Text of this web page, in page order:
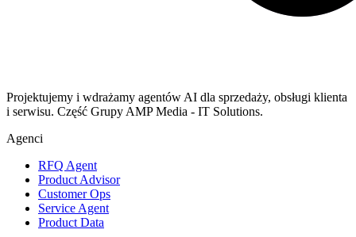
Projektujemy i wdrażamy agentów AI dla sprzedaży, obsługi klienta
i serwisu. Część Grupy AMP Media - IT Solutions.
Agenci
RFQ Agent
Product Advisor
Customer Ops
Service Agent
Product Data